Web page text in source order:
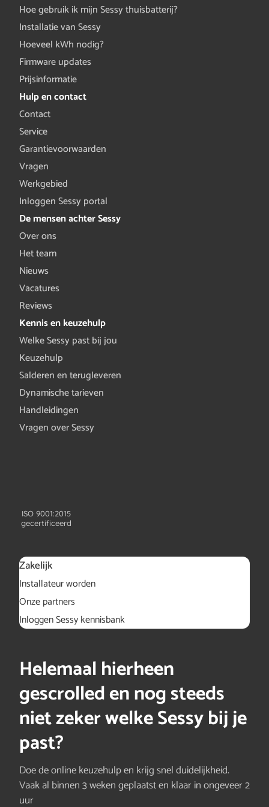
Hoe gebruik ik mijn Sessy thuisbatterij?
Installatie van Sessy
Hoeveel kWh nodig?
Firmware updates
Prijsinformatie
Hulp en contact
Contact
Service
Garantievoorwaarden
Vragen
Werkgebied
Inloggen Sessy portal
De mensen achter Sessy
Over ons
Het team
Nieuws
Vacatures
Reviews
Kennis en keuzehulp
Welke Sessy past bij jou
Keuzehulp
Salderen en terugleveren
Dynamische tarieven
Handleidingen
Vragen over Sessy
ISO 9001:2015
gecertificeerd
Zakelijk
Installateur worden
Onze partners
Inloggen Sessy kennisbank
Helemaal hierheen
gescrolled en nog steeds
niet zeker welke Sessy bij je
past?
Doe de online keuzehulp en krijg snel duidelijkheid.
Vaak al binnen 3 weken geplaatst en klaar in ongeveer 2
uur